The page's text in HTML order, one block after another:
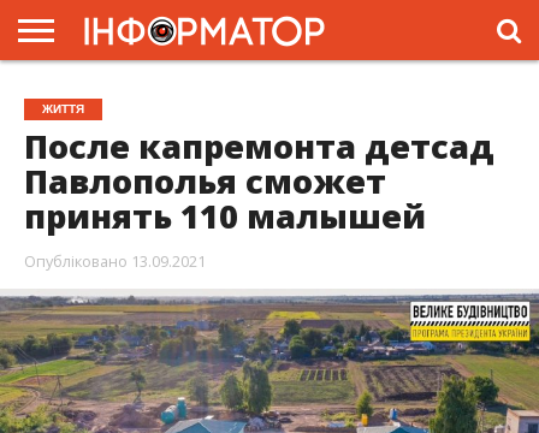
ГОЛОВНА
ЖИТТЯ
ВЛАДА
ГРОШІ
ТРЕШ
ПРЕС-
РЕЛІЗИ
РЕКЛАМА
ПРОЕКТИ
ЖИТТЯ
После капремонта детсад
Павлополья сможет
принять 110 малышей
Опубліковано 13.09.2021